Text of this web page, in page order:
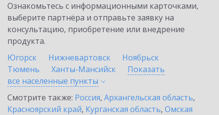
Ознакомьтесь с информационными карточками,
выберите партнёра и отправьте заявку на
консультацию, приобретение или внедрение
продукта.
Югорск
Нижневартовск
Ноябрьск
Тюмень
Ханты-Мансийск
Показать
все населенные пункты
Смотрите также: Россия, Архангельская область,
Красноярский край, Курганская область, Омская